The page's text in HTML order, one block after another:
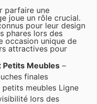
parfaire une
joue un rôle crucial.
pour leur design
phares lors des
occasion unique de
attractives pour
Petits Meubles –
finales
meubles Ligne
lors des